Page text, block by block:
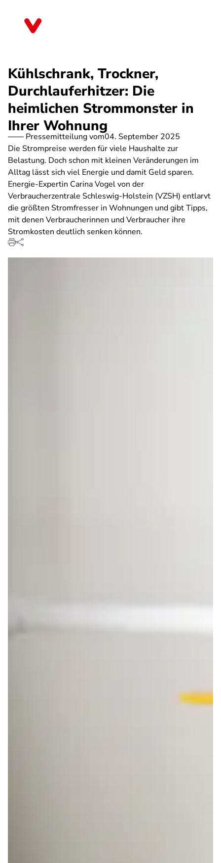
Kühlschrank, Trockner,
Durchlauferhitzer: Die
heimlichen Strommonster in
Ihrer Wohnung
Pressemitteilung vom04. September 2025
Die Strompreise werden für viele Haushalte zur
Belastung. Doch schon mit kleinen Veränderungen im
Alltag lässt sich viel Energie und damit Geld sparen.
Energie-Expertin Carina Vogel von der
Verbraucherzentrale Schleswig-Holstein (VZSH) entlarvt
die größten Stromfresser in Wohnungen und gibt Tipps,
mit denen Verbraucherinnen und Verbraucher ihre
Stromkosten deutlich senken können.